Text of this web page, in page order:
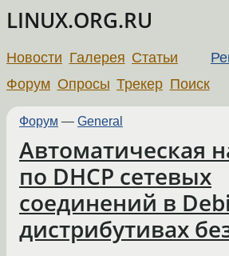
LINUX.ORG.RU
Новости Галерея Статьи
Форум Опросы Трекер Поиск
Форум — General
Автоматическая
по DHCP сетевых
соединений в
дистрибутивах